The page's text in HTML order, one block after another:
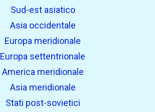
Sud-est asiatico
Asia occidentale
Europa meridionale
Europa settentrionale
America meridionale
Asia meridionale
Stati post-sovietici